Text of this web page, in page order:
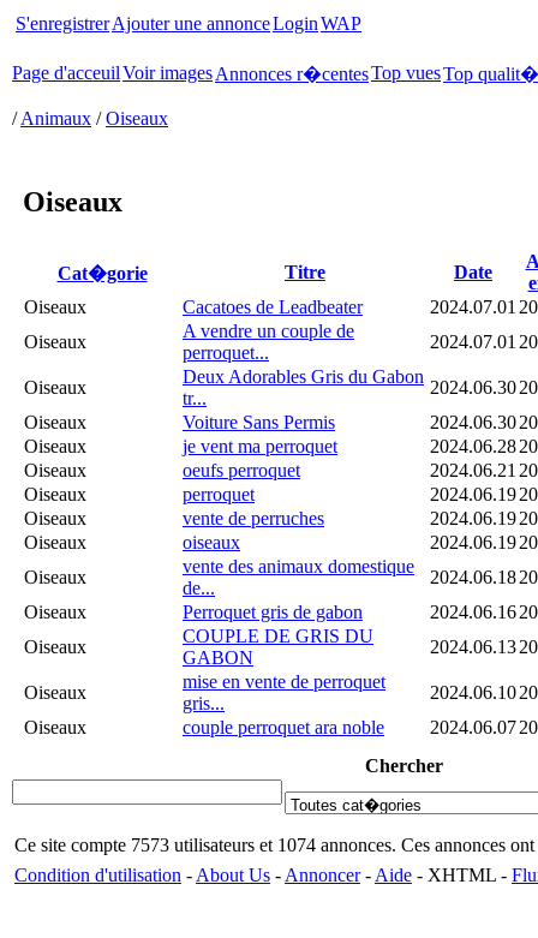
S'enregistrerAjouter une annonceLoginWAP
Page d'acceuilVoir imagesAnnonces r�centesTop vuesTop qualit�
/Animaux /Oiseaux
Oiseaux
Cat�gorie Titre Date
Oiseaux
Cacatoes de Leadbeater 2024.07.01
Oiseaux
A vendre un couple de
perroquet...
2024.07.01
Oiseaux
Deux Adorables Gris du Gabon
tr...
2024.06.30
Oiseaux
Voiture Sans Permis 2024.06.30
Oiseaux
je vent ma perroquet 2024.06.28
Oiseaux
oeufs perroquet 2024.06.21
Oiseaux
perroquet 2024.06.19
Oiseaux
vente de perruches 2024.06.19
Oiseaux
oiseaux 2024.06.19
Oiseaux
vente des animaux domestique
de...
2024.06.18
Oiseaux
Perroquet gris de gabon 2024.06.16
Oiseaux
COUPLE DE GRIS DU
GABON
2024.06.13
Oiseaux
mise en vente de perroquet
gris...
2024.06.10
Oiseaux
couple perroquet ara noble 2024.06.07
Chercher
Ce site compte 7573 utilisateurs et 1074 annonces. Ces annonces
Condition d'utilisation - About Us - Annoncer- Aide - XHTML -